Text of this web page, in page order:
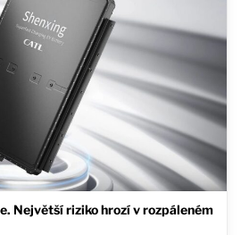
Největší riziko hrozí v rozpáleném